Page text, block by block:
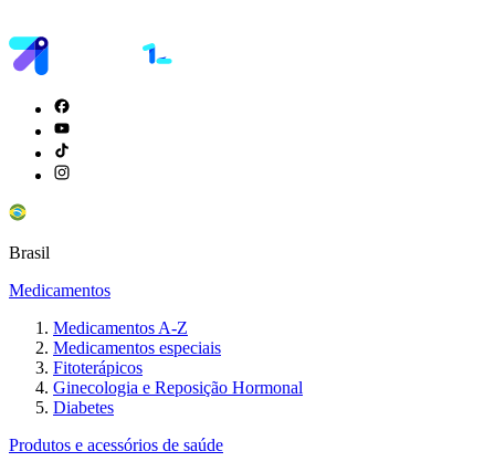
Brasil
Medicamentos
Medicamentos A-Z
Medicamentos especiais
Fitoterápicos
Ginecologia e Reposição Hormonal
Diabetes
Produtos e acessórios de saúde